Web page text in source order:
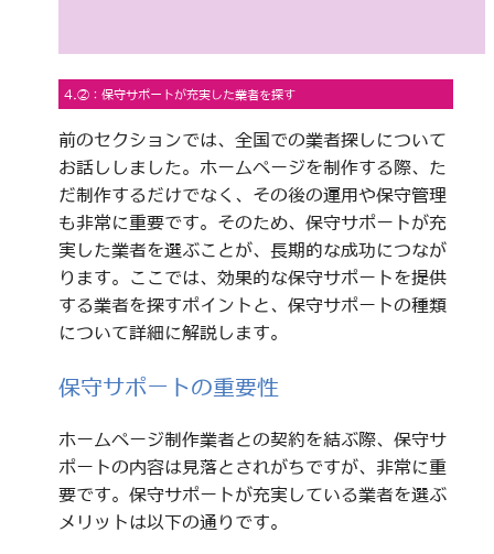
4.②：保守サポートが充実した業者を探す
前のセクションでは、全国での業者探しについて
お話ししました。ホームページを制作する際、た
だ制作するだけでなく、その後の運用や保守管理
も非常に重要です。そのため、保守サポートが充
実した業者を選ぶことが、長期的な成功につなが
ります。ここでは、効果的な保守サポートを提供
する業者を探すポイントと、保守サポートの種類
について詳細に解説します。
保守サポートの重要性
ホームページ制作業者との契約を結ぶ際、保守サ
ポートの内容は見落とされがちですが、非常に重
要です。保守サポートが充実している業者を選ぶ
メリットは以下の通りです。